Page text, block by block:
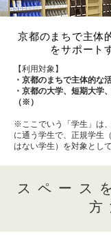
京都のまちで主体
をサポート
【利用対象】
・京都のまちで主体的な
・京都の大学、短期大学
（※）
※ここでいう「学生」は
に通う学生で、正規学生
はない学生）を対象として
スペース
方